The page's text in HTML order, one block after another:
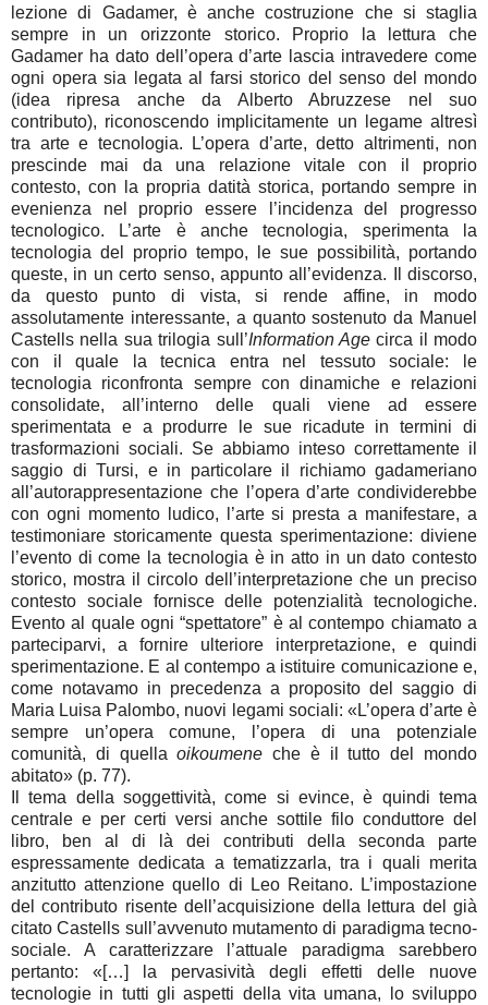
lezione di Gadamer, è anche costruzione che si staglia
sempre in un orizzonte storico. Proprio la lettura che
Gadamer ha dato dell’opera d’arte lascia intravedere come
ogni opera sia legata al farsi storico del senso del mondo
(idea ripresa anche da Alberto Abruzzese nel suo
contributo), riconoscendo implicitamente un legame altresì
tra arte e tecnologia. L’opera d’arte, detto altrimenti, non
prescinde mai da una relazione vitale con il proprio
contesto, con la propria datità storica, portando sempre in
evenienza nel proprio essere l’incidenza del progresso
tecnologico. L’arte è anche tecnologia, sperimenta la
tecnologia del proprio tempo, le sue possibilità, portando
queste, in un certo senso, appunto all’evidenza. Il discorso,
da questo punto di vista, si rende affine, in modo
assolutamente interessante, a quanto sostenuto da Manuel
Castells nella sua trilogia sull’Information Agecirca il modo
con il quale la tecnica entra nel tessuto sociale: le
tecnologia riconfronta sempre con dinamiche e relazioni
consolidate, all’interno delle quali viene ad essere
sperimentata e a produrre le sue ricadute in termini di
trasformazioni sociali. Se abbiamo inteso correttamente il
saggio di Tursi, e in particolare il richiamo gadameriano
all’autorappresentazione che l’opera d’arte condividerebbe
con ogni momento ludico, l’arte si presta a manifestare, a
testimoniare storicamente questa sperimentazione: diviene
l’evento di come la tecnologia è in atto in un dato contesto
storico, mostra il circolo dell’interpretazione che un preciso
contesto sociale fornisce delle potenzialità tecnologiche.
Evento al quale ogni “spettatore” è al contempo chiamato a
parteciparvi, a fornire ulteriore interpretazione, e quindi
sperimentazione. E al contempo a istituire comunicazione e,
come notavamo in precedenza a proposito del saggio di
Maria Luisa Palombo, nuovi legami sociali: «L’opera d’arte è
sempre un’opera comune, l’opera di una potenziale
comunità, di quellaoikoumene che è il tutto del mondo
abitato» (p. 77).
Il tema della soggettività, come si evince, è quindi tema
centrale e per certi versi anche sottile filo conduttore del
libro, ben al di là dei contributi della seconda parte
espressamente dedicata a tematizzarla, tra i quali merita
anzitutto attenzione quello di Leo Reitano. L’impostazione
del contributo risente dell’acquisizione della lettura del già
citato Castells sull’avvenuto mutamento di paradigma tecno-
sociale. A caratterizzare l’attuale paradigma sarebbero
pertanto: «[…] la pervasività degli effetti delle nuove
tecnologie in tutti gli aspetti della vita umana, lo sviluppo